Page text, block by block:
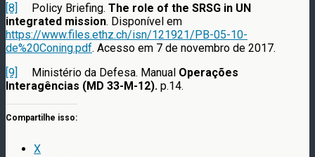
[8]
Policy Briefing. The role of the SRSG in UN
integrated mission. Disponível em
https://www.files.ethz.ch/isn/121921/PB-05-10-
de%20Coning.pdf. Acesso em 7 de novembro de 2017.
[9]
Ministério da Defesa. Manual Operações
Interagências (MD 33-M-12). p.14.
Compartilhe isso:
X